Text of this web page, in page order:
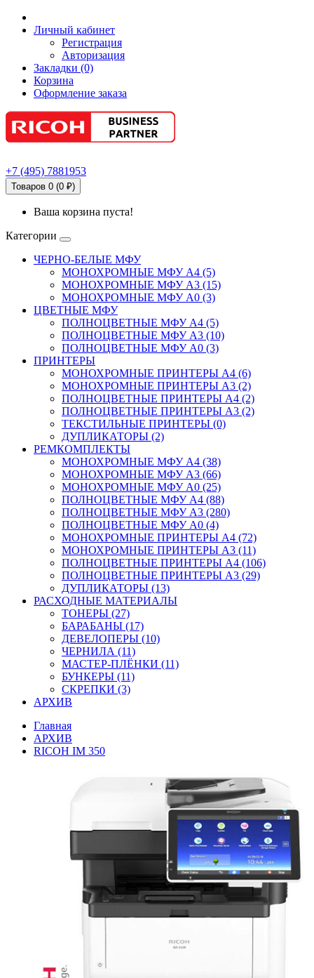
Личный кабинет
Регистрация
Авторизация
Закладки (0)
Корзина
Оформление заказа
+7 (495) 7881953
Товаров 0 (0 ₽)
Ваша корзина пуста!
Категории
ЧЕРНО-БЕЛЫЕ МФУ
МОНОХРОМНЫЕ МФУ А4 (5)
МОНОХРОМНЫЕ МФУ А3 (15)
МОНОХРОМНЫЕ МФУ А0 (3)
ЦВЕТНЫЕ МФУ
ПОЛНОЦВЕТНЫЕ МФУ А4 (5)
ПОЛНОЦВЕТНЫЕ МФУ А3 (10)
ПОЛНОЦВЕТНЫЕ МФУ А0 (3)
ПРИНТЕРЫ
МОНОХРОМНЫЕ ПРИНТЕРЫ А4 (6)
МОНОХРОМНЫЕ ПРИНТЕРЫ А3 (2)
ПОЛНОЦВЕТНЫЕ ПРИНТЕРЫ А4 (2)
ПОЛНОЦВЕТНЫЕ ПРИНТЕРЫ А3 (2)
ТЕКСТИЛЬНЫЕ ПРИНТЕРЫ (0)
ДУПЛИКАТОРЫ (2)
РЕМКОМПЛЕКТЫ
МОНОХРОМНЫЕ МФУ А4 (38)
МОНОХРОМНЫЕ МФУ А3 (66)
МОНОХРОМНЫЕ МФУ А0 (25)
ПОЛНОЦВЕТНЫЕ МФУ А4 (88)
ПОЛНОЦВЕТНЫЕ МФУ А3 (280)
ПОЛНОЦВЕТНЫЕ МФУ А0 (4)
МОНОХРОМНЫЕ ПРИНТЕРЫ А4 (72)
МОНОХРОМНЫЕ ПРИНТЕРЫ А3 (11)
ПОЛНОЦВЕТНЫЕ ПРИНТЕРЫ А4 (106)
ПОЛНОЦВЕТНЫЕ ПРИНТЕРЫ А3 (29)
ДУПЛИКАТОРЫ (13)
РАСХОДНЫЕ МАТЕРИАЛЫ
ТОНЕРЫ (27)
БАРАБАНЫ (17)
ДЕВЕЛОПЕРЫ (10)
ЧЕРНИЛА (11)
МАСТЕР-ПЛЁНКИ (11)
БУНКЕРЫ (11)
СКРЕПКИ (3)
АРХИВ
Главная
АРХИВ
RICOH IM 350